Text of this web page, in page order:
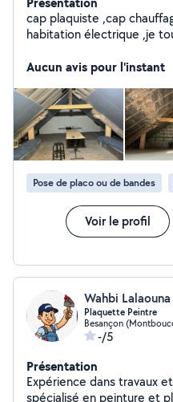
cap plaquiste ,cap
habitation électrique ,je
menuiserie enfin à peu
outils si je n ai pas ou si
nous faut il nous restera
des solutions annexes .je
de Besançon
Aucun avis pour l'instant
Pose de placo ou de bandes
Voir le profil
Wahbi
Plaquette Peintre
Besançon
-/5
Présentation
Expérience dans travaux
spécialisé en peinture et